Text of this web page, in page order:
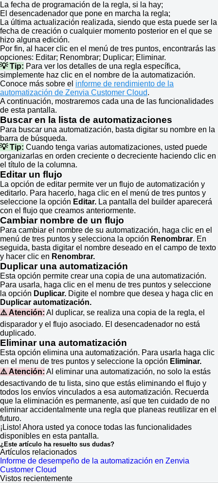
La fecha de programación de la regla, si la hay;
El desencadenador que pone en marcha la regla;
La última actualización realizada, siendo que esta puede ser la
fecha de creación o cualquier momento posterior en el que se
hizo alguna edición.
Por fin, al hacer clic en el menú de tres puntos, encontrarás las
opciones: Editar; Renombrar; Duplicar; Eliminar.
💡 Tip: Para ver los detalles de una regla específica,
simplemente haz clic en el nombre de la automatización.
Conoce más sobre el informe de rendimiento de la
automatización de Zenvia Customer Cloud.
A continuación, mostraremos cada una de las funcionalidades
de esta pantalla.
Buscar en la lista de automatizaciones
Para buscar una automatización, basta digitar su nombre en la
barra de búsqueda.
💡 Tip: Cuando tenga varias automatizaciones, usted puede
organizarlas en orden creciente o decreciente haciendo clic en
el título de la columna.
Editar un flujo
La opción de editar permite ver un flujo de automatización y
editarlo. Para hacerlo, haga clic en el menú de tres puntos y
seleccione la opción Editar. La pantalla del builder aparecerá
con el flujo que creamos anteriormente.
Cambiar nombre de un flujo
Para cambiar el nombre de su automatización, haga clic en el
menú de tres puntos y selecciona la opción Renombrar. En
seguida, basta digitar el nombre deseado en el campo de texto
y hacer clic en Renombrar.
Duplicar una automatización
Esta opción permite crear una copia de una automatización.
Para usarla, haga clic en el menu de tres puntos y seleccione
la opción Duplicar. Digite el nombre que desea y haga clic en
Duplicar automatización.
⚠️ Atención: Al duplicar, se realiza una copia de la regla, el
disparador y el flujo asociado. El desencadenador no está
duplicado.
Eliminar una automatización
Esta opción elimina una automatización. Para usarla haga clic
en el menu de tres puntos y seleccione la opción Eliminar.
⚠️ Atención: Al eliminar una automatización, no solo la estás
desactivando de tu lista, sino que estás eliminando el flujo y
todos los envíos vinculados a esa automatización. Recuerda
que la eliminación es permanente, así que ten cuidado de no
eliminar accidentalmente una regla que planeas reutilizar en el
futuro.
¡Listo! Ahora usted ya conoce todas las funcionalidades
disponibles en esta pantalla.
¿Este artículo ha resuelto sus dudas?
Artículos relacionados
Informe de desempeño de la automatización en Zenvia
Customer Cloud
Vistos recientemente